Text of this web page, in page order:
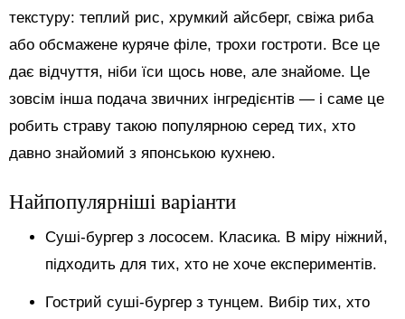
текстуру: теплий рис, хрумкий айсберг, свіжа риба
або обсмажене куряче філе, трохи гостроти. Все це
дає відчуття, ніби їси щось нове, але знайоме. Це
зовсім інша подача звичних інгредієнтів — і саме це
робить страву такою популярною серед тих, хто
давно знайомий з японською кухнею.
Найпопулярніші варіанти
Суші-бургер з лососем. Класика. В міру ніжний,
підходить для тих, хто не хоче експериментів.
Гострий суші-бургер з тунцем. Вибір тих, хто